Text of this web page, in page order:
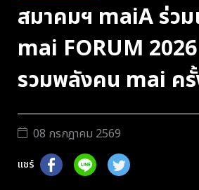
สมาคมฯ maiA ร่วม
mai FORUM
รวมพลังคน mai ค
08 กรกฎาคม 2569
แชร์